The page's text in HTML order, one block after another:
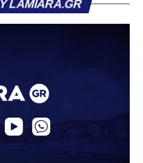
το σκορ. Στο 26’,
δίνοντας
να κρατά περισσότερο
να αντιδράσουν,
ευκαιρίες,
Βαγγέλη Στουρνάρα
LAMIARA.GR